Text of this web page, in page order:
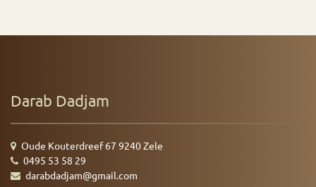
Darab Dadjam
Oude Kouterdreef 67 9240 Zele
0495 53 58 29
darabdadjam@gmail.com